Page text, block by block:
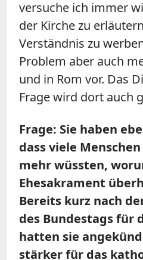
versuche ich immer
der Kirche zu
Verständnis zu
Problem aber auch
und in Rom vor. Das
Frage wird dort auch
Frage: Sie haben
dass viele
mehr wüssten,
Ehesakrament
Bereits kurz nach
des Bundestags für
hatten sie
stärker für das